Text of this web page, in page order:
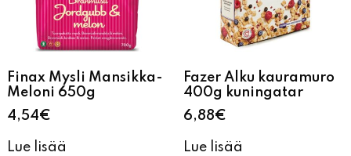
Finax Mysli Mansikka-
Meloni 650g
4,54€
Lue lisää
Fazer Alku kauramuro
400g kuningatar
6,88€
Lue lisää